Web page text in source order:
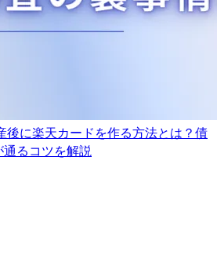
後に楽天カードを作る方法とは？債
るコツを解説